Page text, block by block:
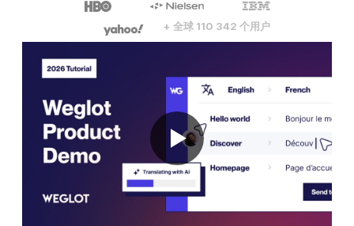
+ 全球 110 342 个用户